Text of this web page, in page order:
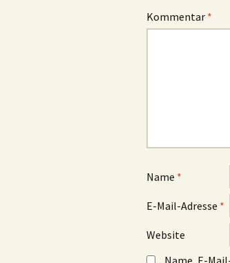
Kommentar *
Name *
E-Mail-Adresse *
Website
Name, E-